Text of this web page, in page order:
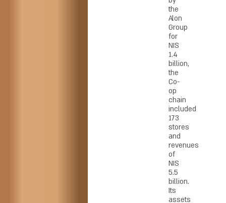
the
Alon
Group
for
NIS
1.4
billion,
the
Co-
op
chain
included
173
stores
and
revenues
of
NIS
5.5
billion.
Its
assets